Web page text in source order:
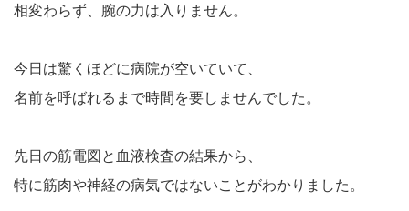
相変わらず、腕の力は入りません。
今日は驚くほどに病院が空いていて、
名前を呼ばれるまで時間を要しませんでした。
先日の筋電図と血液検査の結果から、
特に筋肉や神経の病気ではないことがわかりました。